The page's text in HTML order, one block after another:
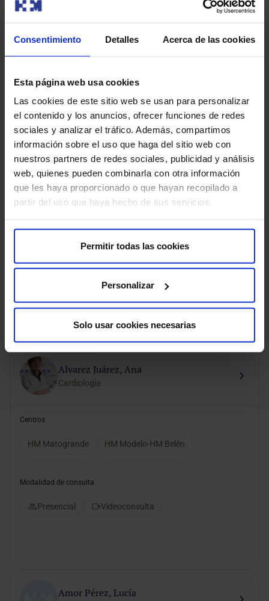
Consentimiento Detalles Acerca de las cookies
Esta página web usa cookies
Las cookies de este sitio web se usan para personalizar
el contenido y los anuncios, ofrecer funciones de redes
sociales y analizar el tráfico. Además, compartimos
información sobre el uso que haga del sitio web con
nuestros partners de redes sociales, publicidad y análisis
web, quienes pueden combinarla con otra información
que les haya proporcionado o que hayan recopilado a
partir del uso que haya hecho de sus servicios.
Permitir todas las cookies
Personalizar
Solo usar cookies necesarias
Modalidad de consulta
Presencial Videoconsulta
Pedir cita
Alvarez Calle, Pablo
Otorrinolaringología
Pedir cita
Alvarez Juárez, Ana
Cardiología
Centros
HM Matogrande HM Modelo-HM Belén
Modalidad de consulta
Presencial Videoconsulta
Amor Pérez, Lucía